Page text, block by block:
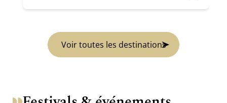
Voir toutes les destinations